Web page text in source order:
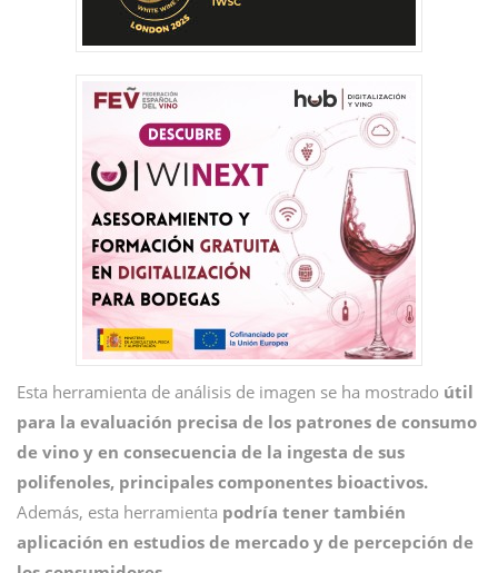
Esta herramienta de análisis de imagen se ha mostrado útil
para la evaluación precisa de los patrones de consumo
de vino y en consecuencia de la ingesta de sus
polifenoles, principales componentes bioactivos.
Además, esta herramienta podría tener también
aplicación en estudios de mercado y de percepción de